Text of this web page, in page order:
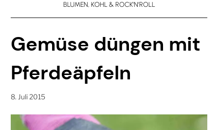
BLUMEN, KOHL & ROCK’N’ROLL
Gemüse düngen mit
Pferdeäpfeln
8. Juli 2015